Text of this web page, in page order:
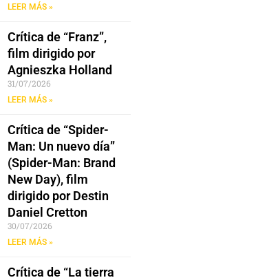
LEER MÁS »
Crítica de “Franz”,
film dirigido por
Agnieszka Holland
31/07/2026
LEER MÁS »
Crítica de “Spider-
Man: Un nuevo día”
(Spider-Man: Brand
New Day), film
dirigido por Destin
Daniel Cretton
30/07/2026
LEER MÁS »
Crítica de “La tierra